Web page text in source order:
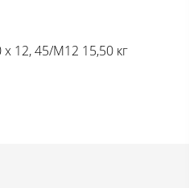
12, 45/M12 15,50 кг